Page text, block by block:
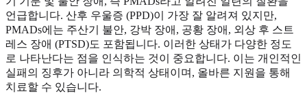
언급합니다. 산후 우울증 (PPD)이 가장 잘 알려져 있지만,
PMADs에는 주산기 불안, 강박 장애, 공황 장애, 외상 후 스트
레스 장애 (PTSD)도 포함됩니다. 이러한 상태가 다양한 정도
로 나타난다는 점을 인식하는 것이 중요합니다. 이는 개인적인
실패의 징후가 아니라 의학적 상태이며, 올바른 지원을 통해
치료할 수 있습니다.